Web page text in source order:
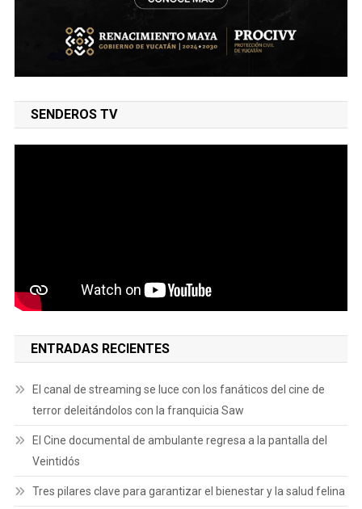
SENDEROS TV
ENTRADAS RECIENTES
El canal de streaming se luce con los fanáticos del cine de
terror deleitándolos con la franquicia Saw
El Cine documental de ambulante regresa a la pantalla del
Veintidós
Tres pilares clave para garantizar el bienestar y la salud felina